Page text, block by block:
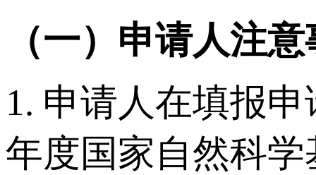
（一）申请人注
1. 申请人在填报
年度国家自然科